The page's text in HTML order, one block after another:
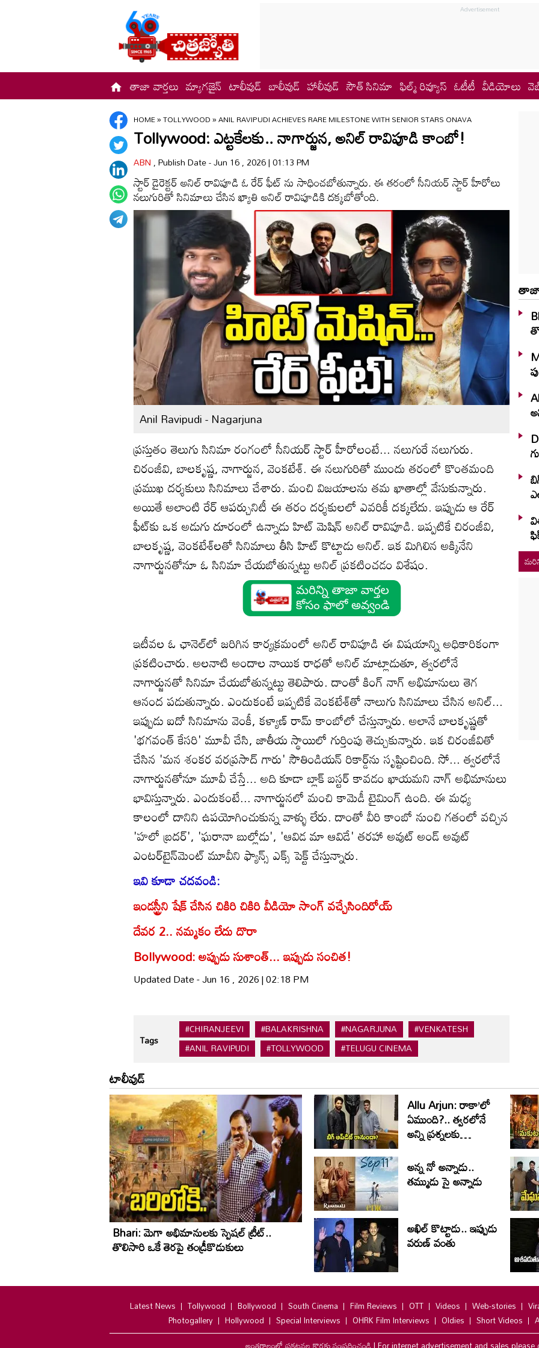
తాజా వార్తలు మ్యాగజైన్ టాలీవుడ్ బాలీవుడ్ హాలీవుడ్ సౌత్ సినిమా ఫిల్మ్ రివ్యూస్ ఓటీటీ వీడియోలు
HOME»TOLLYWOOD»ANIL RAVIPUDI ACHIEVES RARE MILESTONE WITH SENIOR STARS ONAVA
Tollywood: ఎట్ట‌కేల‌కు.. నాగార్జున, అనిల్ రావిపూడి కాంబో!
ABN, Publish Date - Jun 16 , 2026 | 01:13 PM
స్టార్ డైరెక్టర్ అనిల్ రావిపూడి ఓ రేర్ ఫీట్‌ ను సాధించబోతున్నారు. ఈ తరంలో సీనియర్ స్టార్ హీరోలు
నలుగురితో సినిమాలు చేసిన ఖ్యాతి అనిల్‌ రావిపూడికి దక్కబోతోంది.
Anil Ravipudi - Nagarjuna
ప్రస్తుతం తెలుగు సినిమా రంగంలో సీనియర్ స్టార్ హీరోలంటే... నలుగురే నలుగురు.
చిరంజీవి, బాలకృష్ణ, నాగార్జున, వెంకటేశ్‌. ఈ నలుగురితో ముందు తరంలో కొంతమంది
ప్రముఖ దర్శకులు సినిమాలు చేశారు. మంచి విజయాలను తమ ఖాతాల్లో వేసుకున్నారు.
అయితే అలాంటి రేర్ ఆపర్చునిటీ ఈ తరం దర్శకులలో ఎవరికీ దక్కలేదు. ఇప్పుడు ఆ రేర్‌
ఫీట్‌కు ఒక అడుగు దూరంలో ఉన్నాడు హిట్‌ మెషిన్‌ అనిల్‌ రావిపూడి. ఇప్పటికే చిరంజీవి,
బాలకృష్ణ, వెంకటేశ్‌లతో సినిమాలు తీసి హిట్ కొట్టాడు అనిల్‌. ఇక మిగిలిన అక్కినేని
నాగార్జునతోనూ ఓ సినిమా చేయబోతున్నట్టు అనిల్‌ ప్రకటించడం విశేషం.
ఇటీవల ఓ ఛానెల్‌లో జరిగిన కార్యక్రమంలో అనిల్ రావిపూడి ఈ విషయాన్ని అధికారికంగా
ప్రకటించారు. అలనాటి అందాల నాయిక రాధతో అనిల్‌ మాట్లాడుతూ, త్వరలోనే
నాగార్జునతో సినిమా చేయబోతున్నట్టు తెలిపారు. దాంతో కింగ్‌ నాగ్‌ అభిమానులు తెగ
ఆనంద పడుతున్నారు. ఎందుకంటే ఇప్పటికే వెంకటేశ్‌తో నాలుగు సినిమాలు చేసిన అనిల్‌...
ఇప్పుడు ఐదో సినిమాను వెంకీ, కళ్యాణ్‌ రామ్‌ కాంబోలో చేస్తున్నారు. అలానే బాలకృష్ణతో
'భగవంత్‌ కేసరి' మూవీ చేసి, జాతీయ స్థాయిలో గుర్తింపు తెచ్చుకున్నారు. ఇక చిరంజీవితో
చేసిన 'మన శంకర వరప్రసాద్‌ గారు' సౌతిండియన్ రికార్డ్‌ను సృష్టించింది. సో... త్వరలోనే
నాగార్జునతోనూ మూవీ చేస్తే... అది కూడా బ్లాక్‌ బస్టర్ కావడం ఖాయమని నాగ్‌ అభిమానులు
భావిస్తున్నారు. ఎందుకంటే... నాగార్జునలో మంచి కామెడీ టైమింగ్‌ ఉంది. ఈ మధ్య
కాలంలో దానిని ఉపయోగించుకున్న వాళ్ళు లేరు. దాంతో వీరి కాంబో నుంచి గతంలో వచ్చిన
'హలో బ్రదర్', 'ఘరానా బుల్లోడు', 'ఆవిడ మా ఆవిడే' తరహా అవుట్ అండ్‌ అవుట్
ఎంటర్‌టైన్‌మెంట్‌ మూవీని ఫ్యాన్స్ ఎక్స్ పెక్ట్ చేస్తున్నారు.
ఇవి కూడా చదవండి:
ఇండస్ట్రీని షేక్ చేసిన చికిరి చికిరి వీడియో సాంగ్ వచ్చేసిందిరోయ్
దేవర 2.. నమ్మకం లేదు దొరా
Bollywood: అప్పుడు సుశాంత్‌... ఇప్పుడు సంచిత!
Updated Date - Jun 16 , 2026 | 02:18 PM
Tags
#CHIRANJEEVI #BALAKRISHNA #NAGARJUNA
#VENKATESH
#ANIL RAVIPUDI
#TOLLYWOOD #TELUGU CINEMA
తాజా
టాలీవుడ్
Bhari: మెగా అభిమానులకు స్పెషల్ ట్రీట్..
తొలిసారి ఒకే తెరపై తండ్రీకొడుకులు
Allu Arjun: రాకా’లో
ఏముంది?.. త్వరలోనే
అన్ని ప్రశ్నలకు
సమాధానం
అన్న నో అన్నాడు..
తమ్ముడు సై అన్నాడు
అఖిల్ కొట్టాడు.. ఇప్పుడు
వరుణ్ వంతు
Latest News Tollywood Bollywood South Cinema Film Reviews OTT Videos Web-stories
Photogallery
Hollywood Special Interviews OHRK Film Interviews Oldies Short Videos